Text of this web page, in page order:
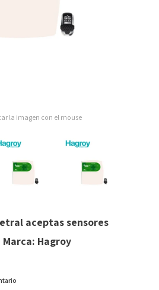
la imagen con el mouse
aceptas sensores
Marca: Hagroy